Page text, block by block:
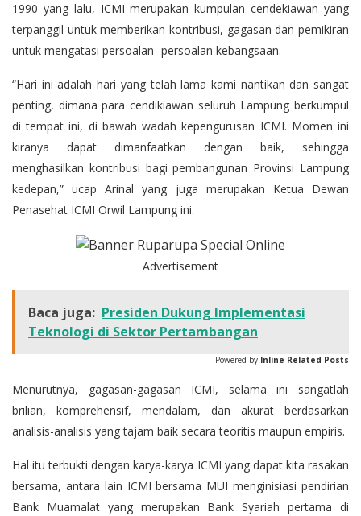
1990 yang lalu, ICMI merupakan kumpulan cendekiawan yang
terpanggil untuk memberikan kontribusi, gagasan dan pemikiran
untuk mengatasi persoalan- persoalan kebangsaan.
“Hari ini adalah hari yang telah lama kami nantikan dan sangat
penting, dimana para cendikiawan seluruh Lampung berkumpul
di tempat ini, di bawah wadah kepengurusan ICMI. Momen ini
kiranya dapat dimanfaatkan dengan baik, sehingga
menghasilkan kontribusi bagi pembangunan Provinsi Lampung
kedepan,” ucap Arinal yang juga merupakan Ketua Dewan
Penasehat ICMI Orwil Lampung ini.
Advertisement
Baca juga: Presiden Dukung Implementasi
Teknologi di Sektor Pertambangan
Powered by Inline Related Posts
Menurutnya, gagasan-gagasan ICMI, selama ini sangatlah
brilian, komprehensif, mendalam, dan akurat berdasarkan
analisis-analisis yang tajam baik secara teoritis maupun empiris.
Hal itu terbukti dengan karya-karya ICMI yang dapat kita rasakan
bersama, antara lain ICMI bersama MUI menginisiasi pendirian
Bank Muamalat yang merupakan Bank Syariah pertama di